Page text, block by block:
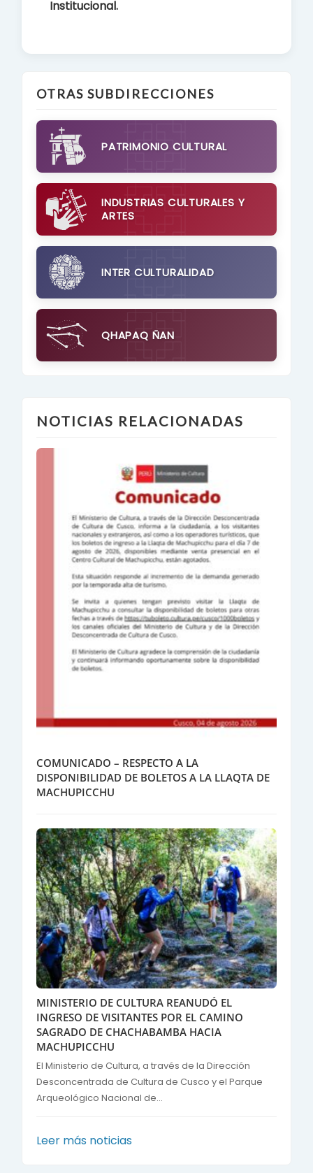
Institucional.
OTRAS SUBDIRECCIONES
PATRIMONIO CULTURAL
INDUSTRIAS CULTURALES Y
ARTES
INTER CULTURALIDAD
QHAPAQ ÑAN
NOTICIAS RELACIONADAS
COMUNICADO – RESPECTO A LA
DISPONIBILIDAD DE BOLETOS A LA LLAQTA DE
MACHUPICCHU
MINISTERIO DE CULTURA REANUDÓ EL
INGRESO DE VISITANTES POR EL CAMINO
SAGRADO DE CHACHABAMBA HACIA
MACHUPICCHU
El Ministerio de Cultura, a través de la Dirección
Desconcentrada de Cultura de Cusco y el Parque
Arqueológico Nacional de...
Leer más noticias